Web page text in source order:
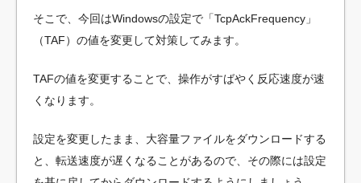
そこで、今回はWindowsの設定で「TcpAckFrequency」
（TAF）の値を変更して対策してみます。
TAFの値を変更することで、操作がすばやく反応速度が速
くなります。
設定を変更したまま、大容量ファイルをダウンロードする
と、転送速度が遅くなることがあるので、その際には設定